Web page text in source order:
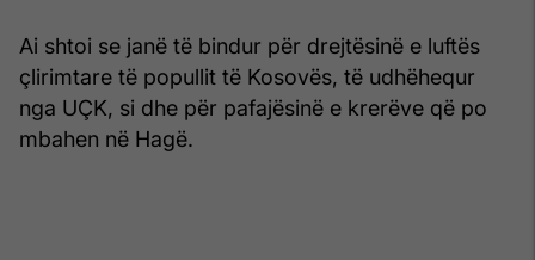
Ai shtoi se janë të bindur për drejtësinë e luftës
çlirimtare të popullit të Kosovës, të udhëhequr
nga UÇK, si dhe për pafajësinë e krerëve që po
mbahen në Hagë.